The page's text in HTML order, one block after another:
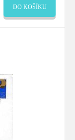
DO KOŠÍKU